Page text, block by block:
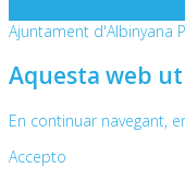
Ajuntament d'Albinyana
Aquesta web
En continuar navegant,
Accepto